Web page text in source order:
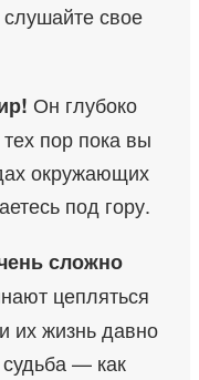
свое
Он глубоко
пор пока вы
окружающих
под гору.
сложно
цепляться
их жизнь давно
— как